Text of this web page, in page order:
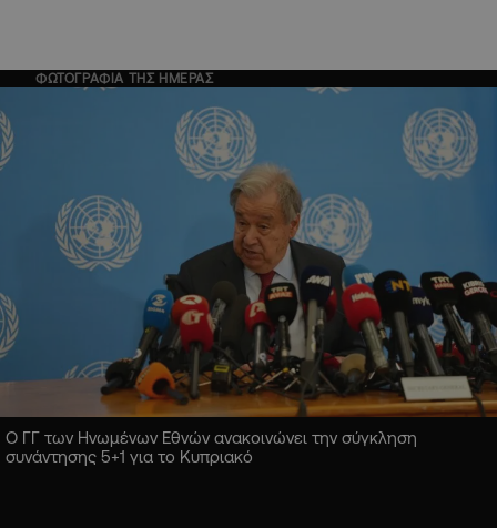
ΦΩΤΟΓΡΑΦΙΑ ΤΗΣ ΗΜΕΡΑΣ
Ο ΓΓ των Ηνωμένων Εθνών ανακοινώνει την σύγκληση
συνάντησης 5+1 για το Κυπριακό